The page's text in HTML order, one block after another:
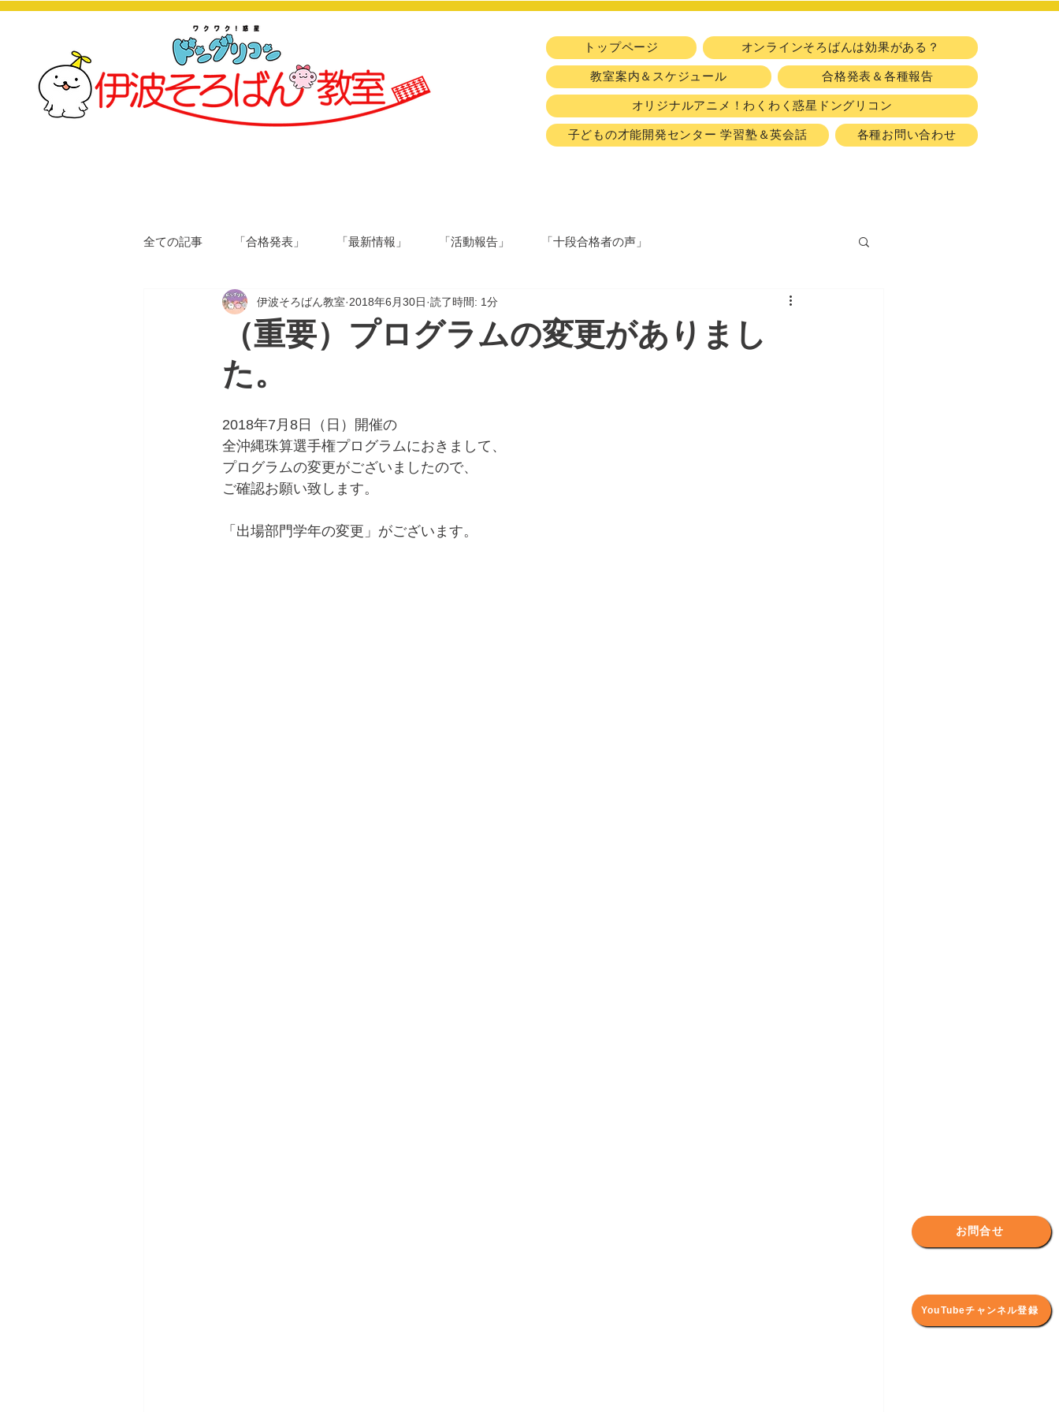
トップページ オンラインそろばんは効果がある？
教室案内＆スケジュール 合格発表＆各種報告
オリジナルアニメ！わくわく惑星ドングリコン
子どもの才能開発センター 学習塾＆英会話 各種お問い合わせ
YouTubeチャンネル登録
お問合せ
全ての記事 「合格発表」 「最新情報」 「活動報告」 「十段合格者の声」
（重要）プログラムの変更がありまし
た。
伊波そろばん教室 2018年6月30日 読了時間: 1分
2018年7月8日（日）開催の
全沖縄珠算選手権プログラムにおきまして、
プログラムの変更がございましたので、
ご確認お願い致します。
「出場部門学年の変更」がございます。